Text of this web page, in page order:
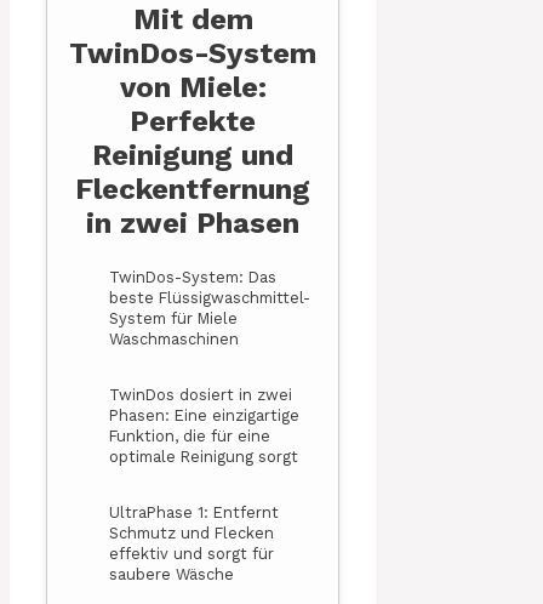
Mit dem
TwinDos-System
von Miele:
Perfekte
Reinigung und
Fleckentfernung
in zwei Phasen
TwinDos-System: Das
beste Flüssigwaschmittel-
System für Miele
Waschmaschinen
TwinDos dosiert in zwei
Phasen: Eine einzigartige
Funktion, die für eine
optimale Reinigung sorgt
UltraPhase 1: Entfernt
Schmutz und Flecken
effektiv und sorgt für
saubere Wäsche